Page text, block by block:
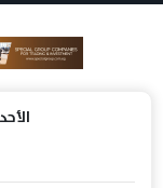
الأحد 5 فبراير 2023 | 12:17 م